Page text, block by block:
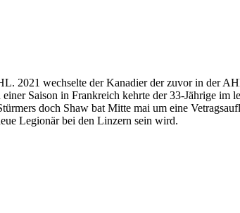
2021 wechselte der Kanadier der zuvor in der
Saison in Frankreich kehrte der 33-Jährige im
doch Shaw bat Mitte mai um eine
Legionär bei den Linzern sein wird.